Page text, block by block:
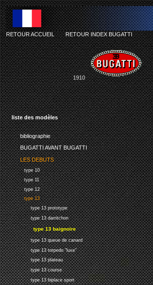
liste des modèles
bibliographie
BUGATTI AVANT BUGATTI
LES DEBUTS
type 10
type 11
type 12
type 13
type 13 prototype
type 13 darritchon
type 13 baignoire
type 13 queue de canard
type 13 torpedo "luxe"
type 13 plateau
type 13 course
type 13 biplace sport
RETOUR ACCUEIL-RETOUR INDEX BUGATTI
1910